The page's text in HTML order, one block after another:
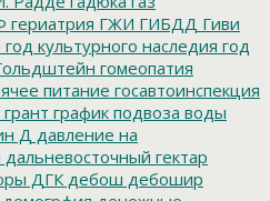
гериатрия ГЖИ ГИБДД Гиви
год культурного наследия год
гомеопатия
питание госавтоинспекция
грант график подвоза воды
Д давление на
дальневосточный гектар
ДГКдебош дебошир